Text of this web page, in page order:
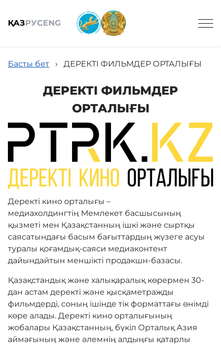
ҚАЗРУСENG
Жалпы мәлімет
Құрамы
Жобалар
Қызметтер
Жемқорлыққа қарсы шаралар
Мемлекеттік рәміздер
Жаңалықтар
Басты бет › ДЕРЕКТІ ФИЛЬМДЕР ОРТАЛЫҒЫ
ДЕРЕКТІ ФИЛЬМДЕР
ОРТАЛЫҒЫ
Деректі кино орталығы –
медиахолдингтің Мемлекет басшысының
қызметі мен Қазақстанның ішкі және сыртқы
саясатындағы басым бағыттардың жүзеге асуы
туралы қоғамдық-саяси медиаконтент
дайындайтын меншікті продакшн-базасы.
Қазақстандық және халықаралық көрермен 30-
дан астам деректі және қысқаметражды
фильмдерді, соның ішінде тік форматтағы өнімді
көре алады. Деректі кино орталығының
жобалары Қазақстанның, бүкіл Орталық Азия
аймағының және әлемнің алдыңғы қатарлы